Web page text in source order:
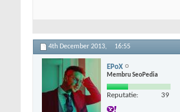
4th December 2013, 16:55
EPoX
Membru SeoPedia
Reputatie: 39